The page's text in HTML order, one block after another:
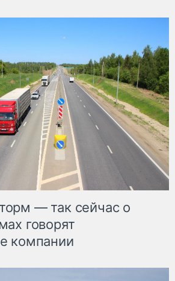
— так сейчас о
говорят
компании